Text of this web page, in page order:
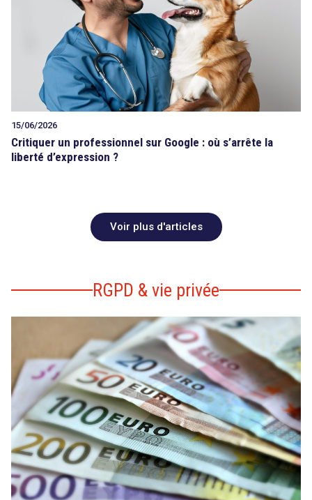
15/06/2026
Critiquer un professionnel sur Google : où s’arrête la
liberté d’expression ?
Voir plus d'articles
RGPD & vie privée